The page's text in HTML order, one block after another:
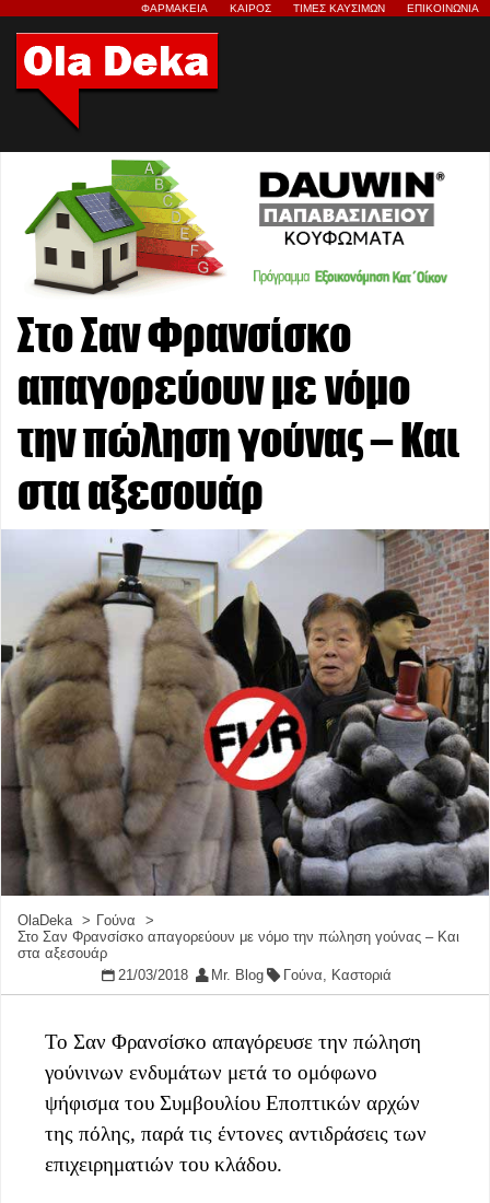
ΦΑΡΜΑΚΕΙΑ ΚΑΙΡΟΣ ΤΙΜΕΣ ΚΑΥΣΙΜΩΝ ΕΠΙΚΟΙΝΩΝΙΑ
Στο Σαν Φρανσίσκο
απαγορεύουν με νόμο
την πώληση γούνας – Και
στα αξεσουάρ
OlaDeka
Γούνα
Στο Σαν Φρανσίσκο απαγορεύουν με νόμο την πώληση γούνας – Και
στα αξεσουάρ
21/03/2018
Mr. Blog Γούνα, Καστοριά
Το Σαν Φρανσίσκο απαγόρευσε την πώληση
γούνινων ενδυμάτων μετά το ομόφωνο
ψήφισμα του Συμβουλίου Εποπτικών αρχών
της πόλης, παρά τις έντονες αντιδράσεις των
επιχειρηματιών του κλάδου.